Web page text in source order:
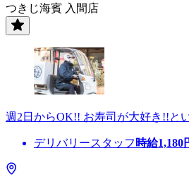
つきじ海賓 入間店
週2日からOK!! お寿司が大好き!!と
デリバリースタッフ 時給1,180